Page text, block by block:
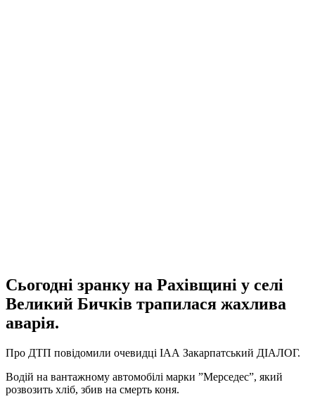
Сьогодні зранку на Рахівщині у селі
Великий Бичків трапилася жахлива
аварія.
Про ДТП повідомили очевидці ІАА Закарпатський ДІАЛОГ.
Водій на вантажному автомобілі марки ”Мерседес”, який
розвозить хліб, збив на смерть коня.